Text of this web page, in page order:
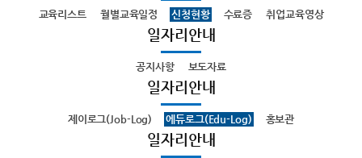
교육리스트 월별교육일정 신청현황 수료증 취업교육영상
일자리안내
공지사항 보도자료
일자리안내
제이로그(Job-Log) 에듀로그(Edu-Log) 홍보관
일자리안내